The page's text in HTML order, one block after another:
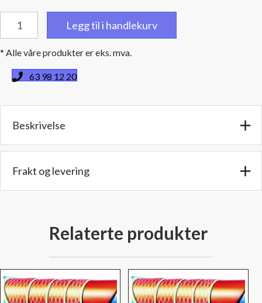
82,6
mm.innv.diam./92,5
utv.diam.
antall
Legg til i handlekurv
* Alle våre produkter er eks. mva.
63 98 12 20
Beskrivelse
Frakt og levering
Relaterte produkter